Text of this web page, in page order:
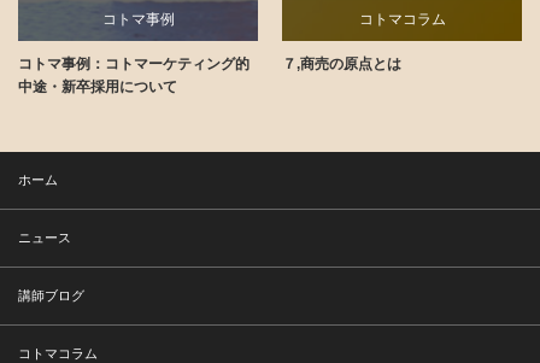
コトマ事例
講師ブログ
コトマ事例：コトマーケティング的
中途・新卒採用について
コトマコラム
７,商売の原点とは
ホーム
ニュース
講師ブログ
コトマコラム